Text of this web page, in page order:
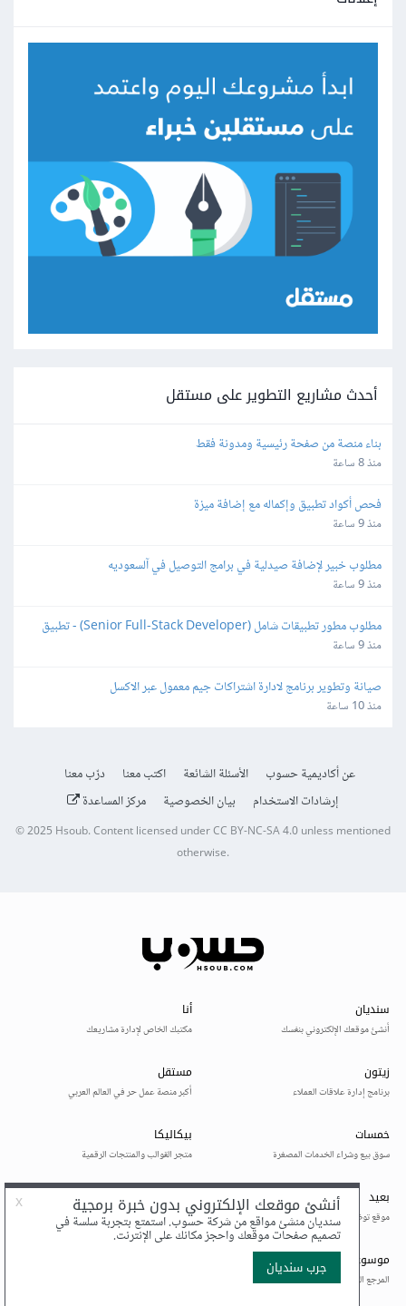
أحدث مشاريع التطوير على مستقل
بناء منصة من صفحة رئيسية ومدونة فقط
منذ 8 ساعة
فحص أكواد تطبيق وإكماله مع إضافة ميزة
منذ 9 ساعة
مطلوب خبير لإضافة صيدلية في برامج التوصيل في آلسعوديه
منذ 9 ساعة
تواصل اجتماعي
منذ 9 ساعة
صيانة وتطوير برنامج لادارة اشتراكات جيم معمول عبر الاكسل
منذ 10 ساعة
عن أكاديمية حسوب الأسئلة الشائعة اكتب معنا
درّب معنا
إرشادات الاستخدام
بيان الخصوصية مركز المساعدة
© 2025 Hsoub.Content licensed underCC BY-NC-SA 4.0unless mentioned
otherwise.